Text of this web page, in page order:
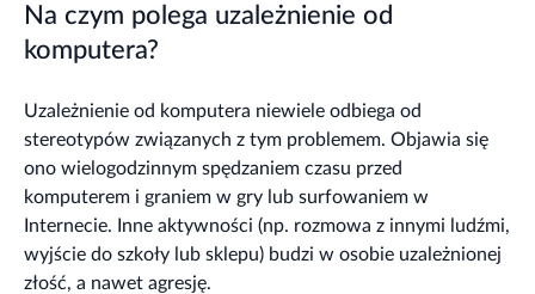
Na czym polega uzależnienie od
komputera?
Uzależnienie od komputera niewiele odbiega od
stereotypów związanych z tym problemem. Objawia się
ono wielogodzinnym spędzaniem czasu przed
komputerem i graniem w gry lub surfowaniem w
Internecie. Inne aktywności (np. rozmowa z innymi ludźmi,
wyjście do szkoły lub sklepu) budzi w osobie uzależnionej
złość, a nawet agresję.